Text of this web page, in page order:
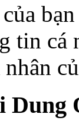
tin cá
Dung